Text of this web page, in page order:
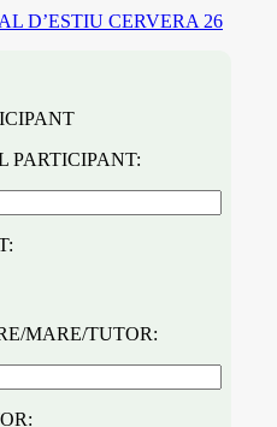
D’ESTIU CERVERA 26
PARTICIPANT:
MARE/TUTOR: